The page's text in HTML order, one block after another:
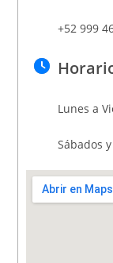
+52 999
Lunes a
Sábados